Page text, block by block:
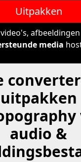
Uitpakken
media
uitpakken
audio &